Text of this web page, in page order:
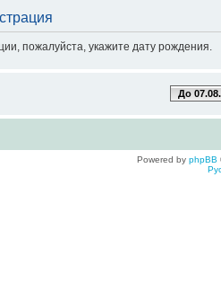
пожалуйста, укажите дату рождения.
До
Powered by phpBB